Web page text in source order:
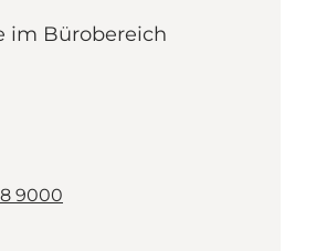
im Bürobereich
9000